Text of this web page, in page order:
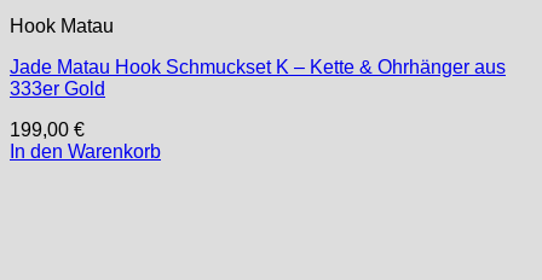
Hook Matau
Jade Matau Hook Schmuckset K – Kette & Ohrhänger aus
333er Gold
199,00 €
In den Warenkorb